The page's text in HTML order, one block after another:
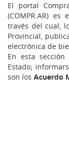
El portal
(COMPR.AR)
través del cual,
Provincial,
electrónica de
En esta sección
Estado;
son los Acuerdo